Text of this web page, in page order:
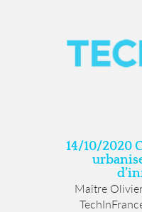
14/10/2020
Maître